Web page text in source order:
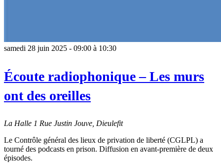
samedi 28 juin 2025 - 09:00 à 10:30
Écoute radiophonique – Les murs
ont des oreilles
La Halle 1 Rue Justin Jouve, Dieulefit
Le Contrôle général des lieux de privation de liberté (CGLPL) a
tourné des podcasts en prison. Diffusion en avant-première de deux
épisodes.